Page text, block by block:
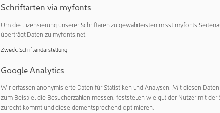
oder berufsbegleitend studiert werden kann. Hierzu beraten
und -institutionen vor Ort.
Informations- und Beratungsprogramm bieten
zum Mitmachen, Vorträge zu speziellen
Werkhallen und Hochschuleinrichtungen konkrete
der verschiedenen Disziplinen. Programm-
Unterhaltung und wissenschaftlichen Anspruch: So
Experimente und Vorführungen in den teils brandneuen
und KaRaT sowie außergewöhnliche Ausstellungen
Schriftarten via myfonts
Um die Lizensierung unserer Schriftaren zu gewährleisten misst myfonts
überträgt Daten zu myfonts.net.
Zweck: Schriftendarstellung
Google Analytics
Wir erfassen anonymisierte Daten für Statistiken und Analysen. Mit diesen
zum Beispiel die Besucherzahlen messen, feststellen wie gut der Nutzer mit der
zurecht kommt und diese dementsprechend optimieren.